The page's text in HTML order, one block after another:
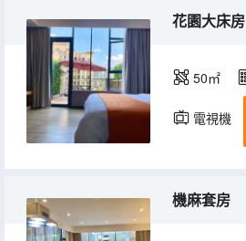
花園大床房
50㎡
電視機
機麻套房